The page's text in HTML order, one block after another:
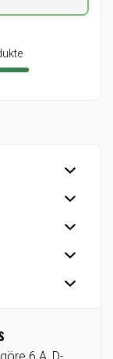
und
6 A, D-